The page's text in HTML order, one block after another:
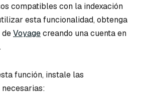
compatibles con la indexación
esta funcionalidad, obtenga
deVoyagecreando una cuenta en
función, instale las